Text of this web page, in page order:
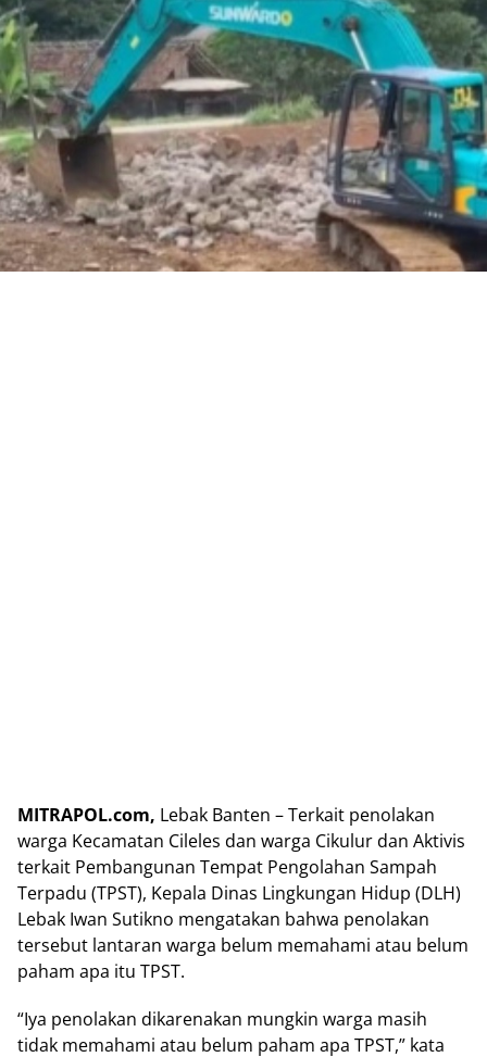
MITRAPOL.com, Lebak Banten – Terkait penolakan
warga Kecamatan Cileles dan warga Cikulur dan Aktivis
terkait Pembangunan Tempat Pengolahan Sampah
Terpadu (TPST), Kepala Dinas Lingkungan Hidup (DLH)
Lebak Iwan Sutikno mengatakan bahwa penolakan
tersebut lantaran warga belum memahami atau belum
paham apa itu TPST.
“Iya penolakan dikarenakan mungkin warga masih
tidak memahami atau belum paham apa TPST,” kata